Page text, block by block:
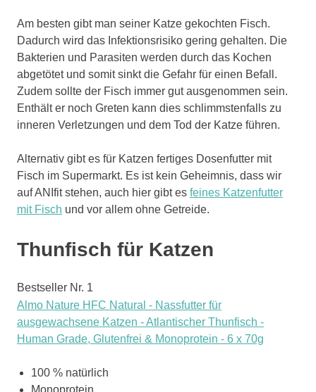
Am besten gibt man seiner Katze gekochten Fisch.
Dadurch wird das Infektionsrisiko gering gehalten. Die
Bakterien und Parasiten werden durch das Kochen
abgetötet und somit sinkt die Gefahr für einen Befall.
Zudem sollte der Fisch immer gut ausgenommen sein.
Enthält er noch Greten kann dies schlimmstenfalls zu
inneren Verletzungen und dem Tod der Katze führen.
Alternativ gibt es für Katzen fertiges Dosenfutter mit
Fisch im Supermarkt. Es ist kein Geheimnis, dass wir
auf ANIfit stehen, auch hier gibt es feines Katzenfutter
mit Fisch und vor allem ohne Getreide.
Thunfisch für Katzen
Bestseller Nr. 1
Almo Nature HFC Natural - Nassfutter für
ausgewachsene Katzen - Atlantischer Thunfisch -
Human Grade, Glutenfrei & Monoprotein - 6 x 70g
100 % natürlich
Monoprotein